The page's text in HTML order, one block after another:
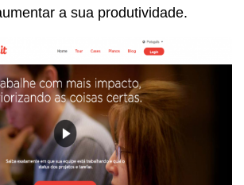
a sua produtividade.